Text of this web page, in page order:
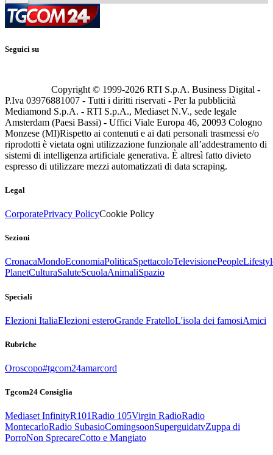
Seguici su
Copyright © 1999-2026 RTI S.p.A. Business Digital -
P.Iva 03976881007 - Tutti i diritti riservati - Per la pubblicità
Mediamond S.p.A. - RTI S.p.A., Mediaset N.V., sede legale
Amsterdam (Paesi Bassi) - Uffici Viale Europa 46, 20093 Cologno
Monzese (MI)Rispetto ai contenuti e ai dati personali trasmessi e/o
riprodotti è vietata ogni utilizzazione funzionale all’addestramento di
sistemi di intelligenza artificiale generativa. È altresì fatto divieto
espresso di utilizzare mezzi automatizzati di data scraping.
Legal
CorporatePrivacy PolicyCookie Policy
Sezioni
CronacaMondoEconomiaPoliticaSpettacoloTelevisionePeople
PlanetCulturaSaluteScuolaAnimaliSpazio
Speciali
Elezioni ItaliaElezioni esteroGrande FratelloL'isola dei famosiAmici
Rubriche
Oroscopo#tgcom24amarcord
Tgcom24 Consiglia
Mediaset InfinityR101Radio 105Virgin RadioRadio
MontecarloRadio SubasioComingsoonSuperguidatvZuppa di
PorroNon SprecareCotto e Mangiato